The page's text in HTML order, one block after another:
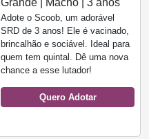
Grande | Macho | 3 anos
Adote o Scoob, um adorável
SRD de 3 anos! Ele é vacinado,
brincalhão e sociável. Ideal para
quem tem quintal. Dê uma nova
chance a esse lutador!
Quero Adotar